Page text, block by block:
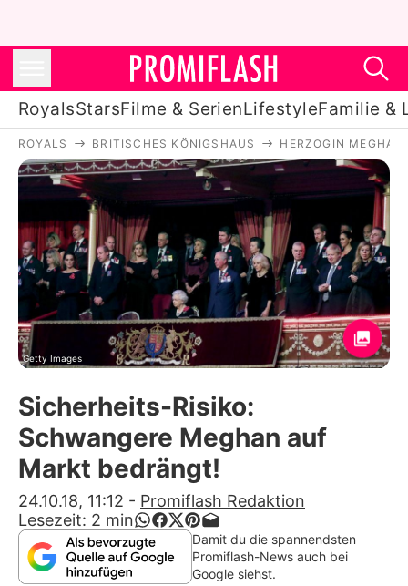
RoyalsStarsFilme & SerienLifestyleFamilie &
Royals
Stars
Filme & Serien
Lifestyle
Familie & Liebe
Promiflash Exklusiv
Alle Themen auf Promiflash
Jobs
App runterladen
Team
Redaktionelle Richtlinien
ROYALS BRITISCHES KÖNIGSHAUS HERZOGIN MEGHAN
Getty Images
Sicherheits-Risiko:
Schwangere Meghan auf
Markt bedrängt!
24.10.18, 11:12 - Promiflash Redaktion
Lesezeit: 2 min
Damit du die spannendsten
Promiflash-News auch bei
Google siehst.